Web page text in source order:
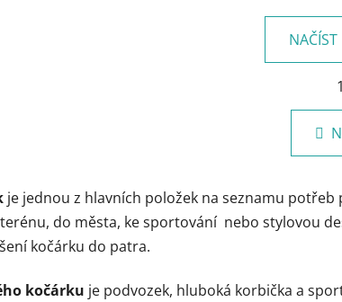
1
je jednou z hlavních položek na seznamu
do města, ke sportování nebo stylovou
kočárku do patra.
kočárku je podvozek, hluboká korbička a